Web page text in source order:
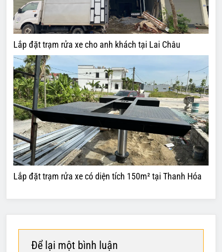
Lắp đặt trạm rửa xe cho anh khách tại Lai Châu
Lắp đặt trạm rửa xe có diện tích 150m² tại Thanh Hóa
Để lại một bình luận